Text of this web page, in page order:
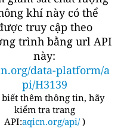
khí này có thể
truy cập theo
trình bằng url API
này:
data-platform/a
pi/H3139
thêm thông tin, hãy
kiểm tra trang
API:aqicn.org/api/ )